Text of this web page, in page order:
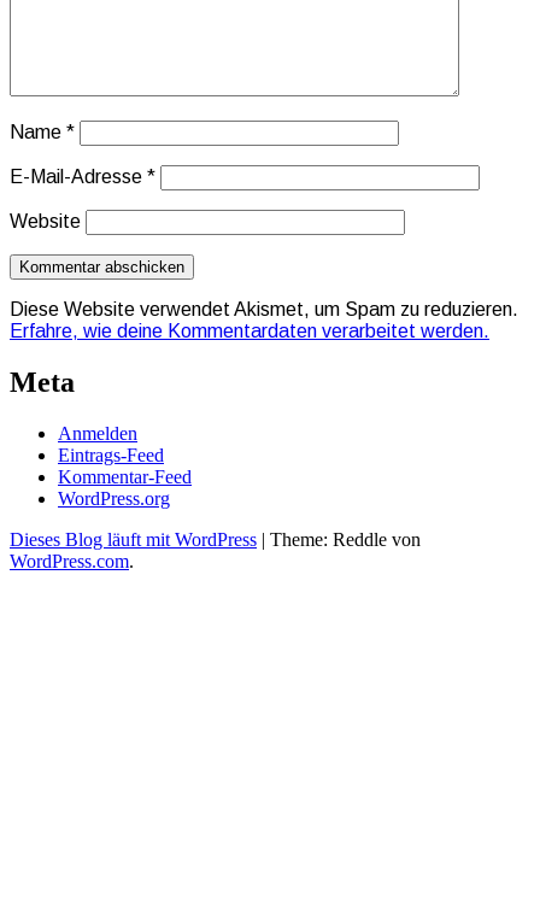
Name *
E-Mail-Adresse *
Website
Diese Website verwendet Akismet, um Spam zu reduzieren.
Erfahre, wie deine Kommentardaten verarbeitet werden.
Meta
Anmelden
Eintrags-Feed
Kommentar-Feed
WordPress.org
Dieses Blog läuft mit WordPress | Theme: Reddle von
WordPress.com.